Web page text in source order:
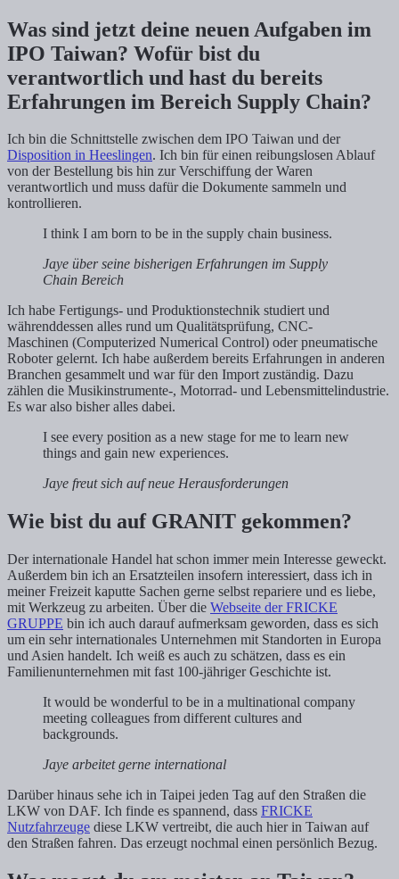
Was sind jetzt deine neuen Aufgaben im
IPO Taiwan? Wofür bist du
verantwortlich und hast du bereits
Erfahrungen im Bereich Supply Chain?
Ich bin die Schnittstelle zwischen dem IPO Taiwan und der
Disposition in Heeslingen. Ich bin für einen reibungslosen Ablauf
von der Bestellung bis hin zur Verschiffung der Waren
verantwortlich und muss dafür die Dokumente sammeln und
kontrollieren.
I think I am born to be in the supply chain business.
Jaye über seine bisherigen Erfahrungen im Supply
Chain Bereich
Ich habe Fertigungs- und Produktionstechnik studiert und
währenddessen alles rund um Qualitätsprüfung, CNC-
Maschinen (Computerized Numerical Control) oder pneumatische
Roboter gelernt. Ich habe außerdem bereits Erfahrungen in anderen
Branchen gesammelt und war für den Import zuständig. Dazu
zählen die Musikinstrumente-, Motorrad- und Lebensmittelindustrie.
Es war also bisher alles dabei.
I see every position as a new stage for me to learn new
things and gain new experiences.
Jaye freut sich auf neue Herausforderungen
Wie bist du auf GRANIT gekommen?
Der internationale Handel hat schon immer mein Interesse geweckt.
Außerdem bin ich an Ersatzteilen insofern interessiert, dass ich in
meiner Freizeit kaputte Sachen gerne selbst repariere und es liebe,
mit Werkzeug zu arbeiten. Über die Webseite der FRICKE
GRUPPE bin ich auch darauf aufmerksam geworden, dass es sich
um ein sehr internationales Unternehmen mit Standorten in Europa
und Asien handelt. Ich weiß es auch zu schätzen, dass es ein
Familienunternehmen mit fast 100-jähriger Geschichte ist.
It would be wonderful to be in a multinational company
meeting colleagues from different cultures and
backgrounds.
Jaye arbeitet gerne international
Darüber hinaus sehe ich in Taipei jeden Tag auf den Straßen die
LKW von DAF. Ich finde es spannend, dass FRICKE
Nutzfahrzeuge diese LKW vertreibt, die auch hier in Taiwan auf
den Straßen fahren. Das erzeugt nochmal einen persönlich Bezug.